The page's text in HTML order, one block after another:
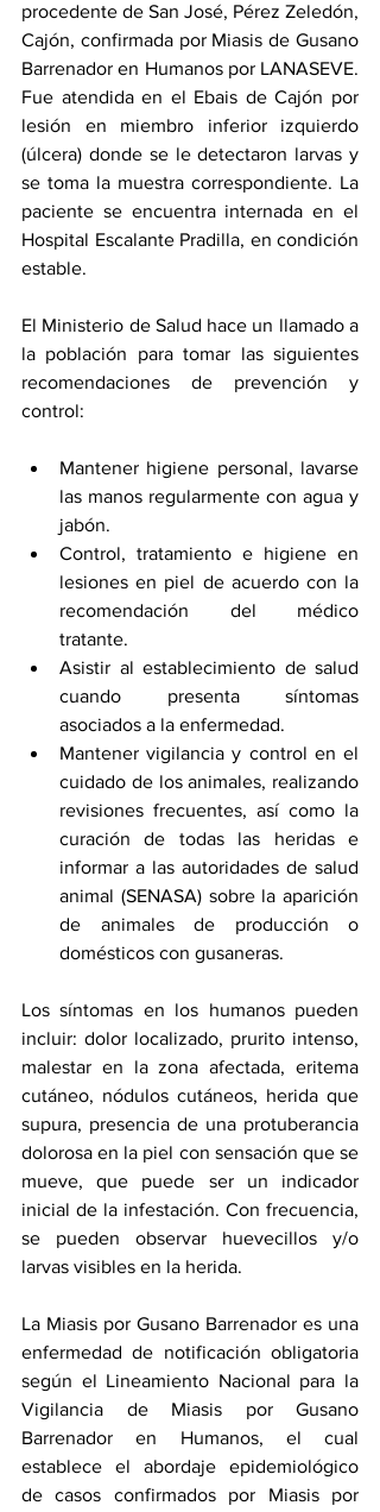
procedente de San José, Pérez Zeledón,
Cajón, confirmada por Miasis de Gusano
Barrenador en Humanos por LANASEVE.
Fue atendida en el Ebais de Cajón por
lesión en miembro inferior izquierdo
(úlcera) donde se le detectaron larvas y
se toma la muestra correspondiente. La
paciente se encuentra internada en el
Hospital Escalante Pradilla, en condición
estable.
El Ministerio de Salud hace un llamado a
la población para tomar las siguientes
recomendaciones de prevención y
control:
Mantener higiene personal, lavarse
las manos regularmente con agua y
jabón.
Control, tratamiento e higiene en
lesiones en piel de acuerdo con la
recomendación del médico
tratante.
Asistir al establecimiento de salud
cuando presenta síntomas
asociados a la enfermedad.
Mantener vigilancia y control en el
cuidado de los animales, realizando
revisiones frecuentes, así como la
curación de todas las heridas e
informar a las autoridades de salud
animal (SENASA) sobre la aparición
de animales de producción o
domésticos con gusaneras.
Los síntomas en los humanos pueden
incluir: dolor localizado, prurito intenso,
malestar en la zona afectada, eritema
cutáneo, nódulos cutáneos, herida que
supura, presencia de una protuberancia
dolorosa en la piel con sensación que se
mueve, que puede ser un indicador
inicial de la infestación. Con frecuencia,
se pueden observar huevecillos y/o
larvas visibles en la herida.
La Miasis por Gusano Barrenador es una
enfermedad de notificación obligatoria
según el Lineamiento Nacional para la
Vigilancia de Miasis por Gusano
Barrenador en Humanos, el cual
establece el abordaje epidemiológico
de casos confirmados por Miasis por